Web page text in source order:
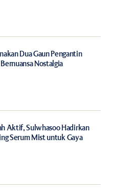
Dua Gaun Pengantin
Nostalgia
Aktif, Sulwhasoo Hadirkan
Serum Mist untuk Gaya